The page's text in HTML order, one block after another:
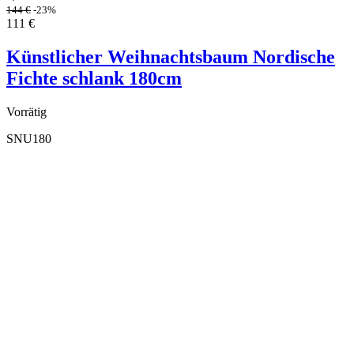
144€ -23%
111 €
Künstlicher Weihnachtsbaum Nordische
Fichte schlank 180cm
Vorrätig
SNU180